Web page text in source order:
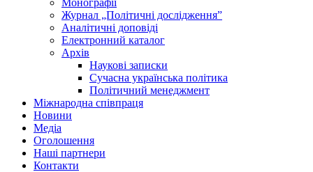
Монографії
Журнал „Політичні дослідження”
Аналітичні доповіді
Електронний каталог
Архів
Наукові записки
Сучасна українська політика
Політичний менеджмент
Міжнародна співпраця
Новини
Медіa
Оголошення
Наші партнери
Контакти